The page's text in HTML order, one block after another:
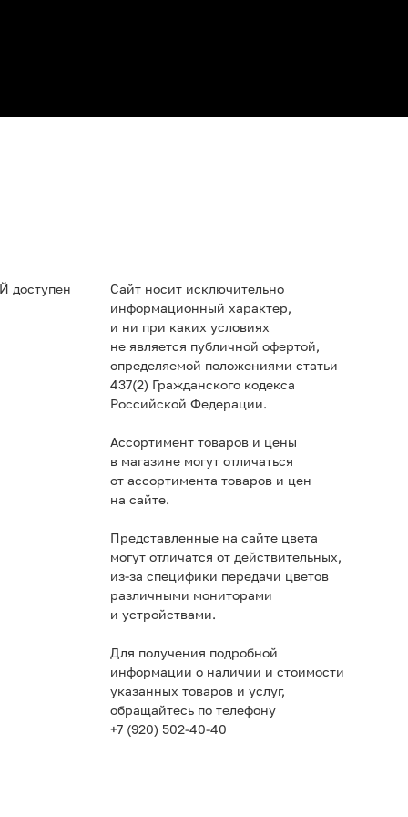
доступен
Сайт носит исключительно
информационный характер,
и ни при каких условиях
не является публичной офертой,
определяемой положениями статьи
437(2) Гражданского кодекса
Российской Федерации.
Ассортимент товаров и цены
в магазине могут отличаться
от ассортимента товаров и цен
на сайте.
Представленные на сайте цвета
могут отличатся от действительных,
из-за специфики передачи цветов
различными мониторами
и устройствами.
Для получения подробной
информации о наличии и стоимости
указанных товаров и услуг,
обращайтесь по телефону
+7 (920) 502-40-40